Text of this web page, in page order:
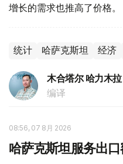
增长的需求也推高了价格。
统计 哈萨克斯坦 经济
木合塔尔 哈力木拉
编译
08:56, 07 8月 2026
哈萨克斯坦服务出